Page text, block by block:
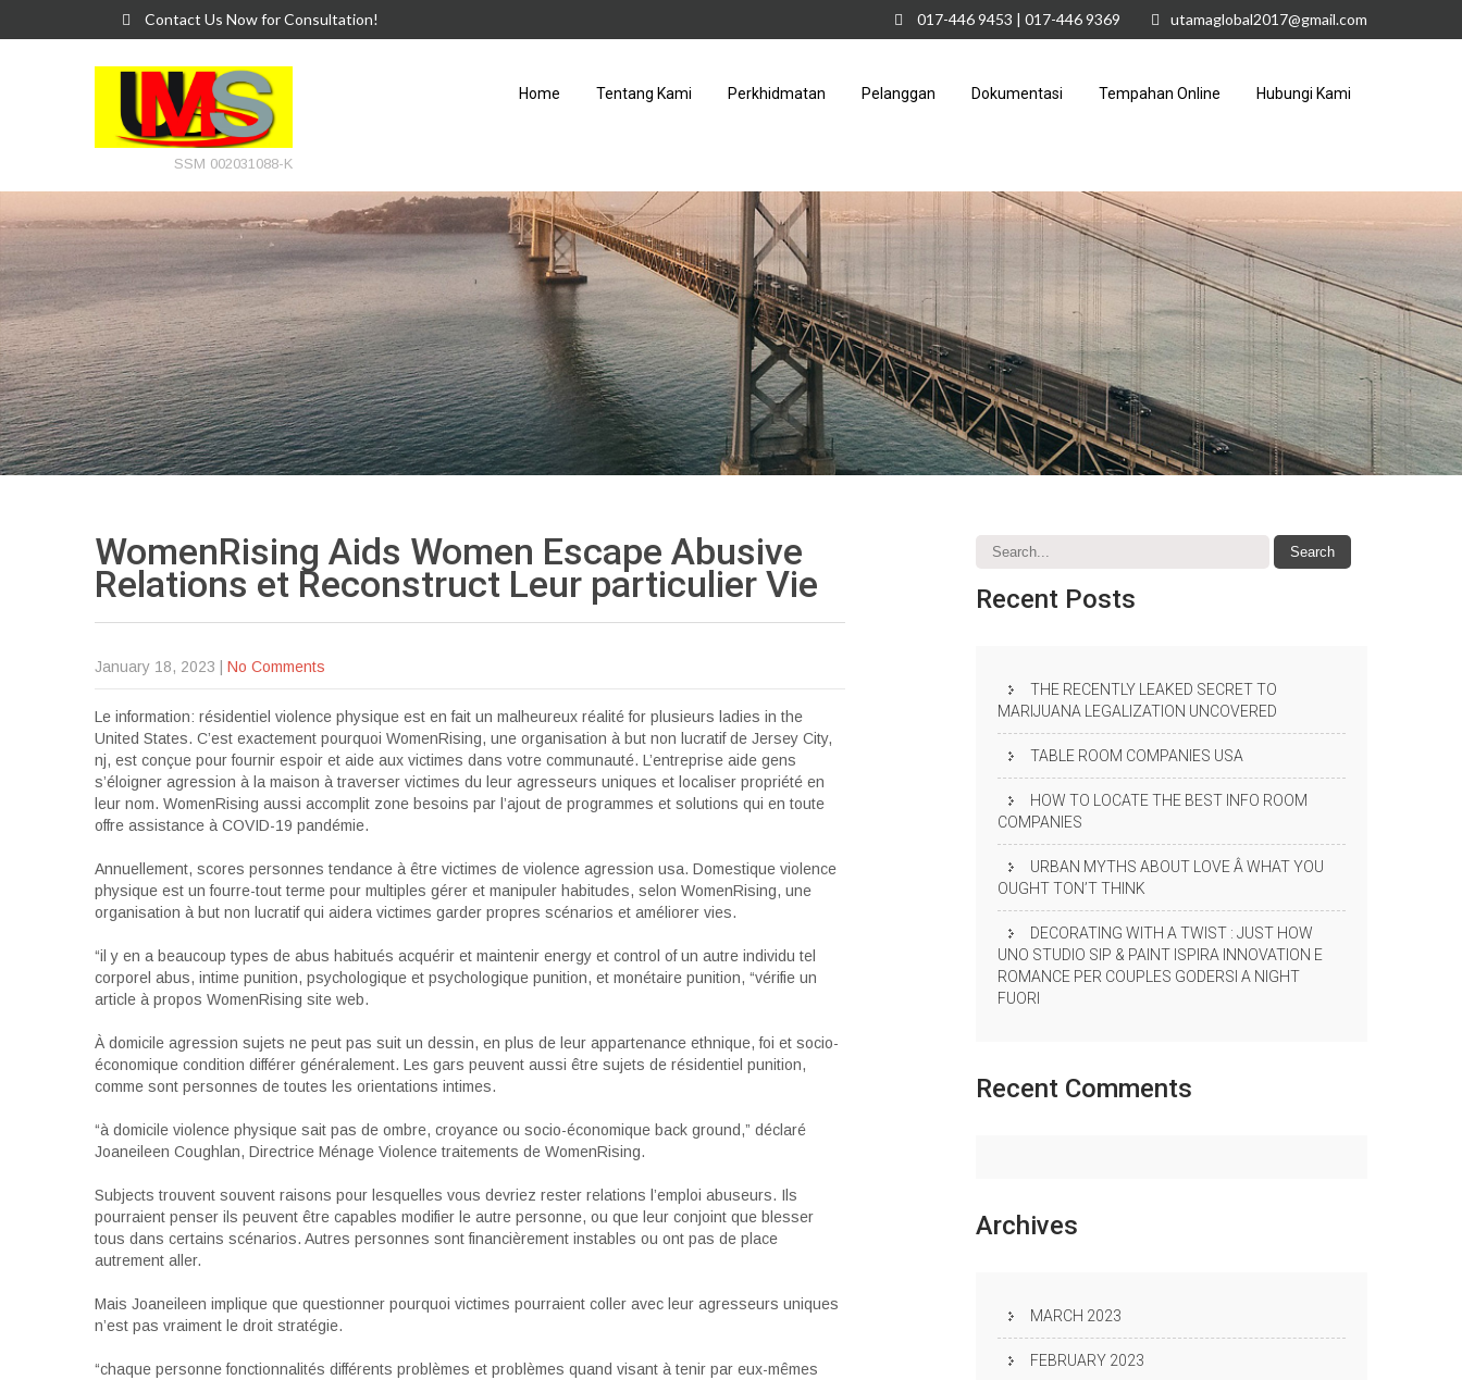
Contact Us Now for Consultation! 017-446 9453 | 017-446 9369 utamaglobal2017@gmail.com
SSM 002031088-K
Home Tentang Kami Perkhidmatan Pelanggan Dokumentasi Tempahan Online Hubungi Kami
WomenRising Aids Women Escape Abusive
Relations et Reconstruct Leur particulier Vie
January 18, 2023 No Comments
Le information: résidentiel violence physique est en fait un malheureux réalité for plusieurs ladies in the
United States. C’est exactement pourquoi WomenRising, une organisation à but non lucratif de Jersey City,
nj, est conçue pour fournir espoir et aide aux victimes dans votre communauté. L’entreprise aide gens
s’éloigner agression à la maison à traverser victimes du leur agresseurs uniques et localiser propriété en
leur nom. WomenRising aussi accomplit zone besoins par l’ajout de programmes et solutions qui en toute
offre assistance à COVID-19 pandémie.
Annuellement, scores personnes tendance à être victimes de violence agression usa. Domestique violence
physique est un fourre-tout terme pour multiples gérer et manipuler habitudes, selon WomenRising, une
organisation à but non lucratif qui aidera victimes garder propres scénarios et améliorer vies.
“il y en a beaucoup types de abus habitués acquérir et maintenir energy et control of un autre individu tel
corporel abus, intime punition, psychologique et psychologique punition, et monétaire punition, “vérifie un
article à propos WomenRising site web.
À domicile agression sujets ne peut pas suit un dessin, en plus de leur appartenance ethnique, foi et socio-
économique condition différer généralement. Les gars peuvent aussi être sujets de résidentiel punition,
comme sont personnes de toutes les orientations intimes.
“à domicile violence physique sait pas de ombre, croyance ou socio-économique back ground,” déclaré
Joaneileen Coughlan, Directrice Ménage Violence traitements de WomenRising.
Subjects trouvent souvent raisons pour lesquelles vous devriez rester relations l’emploi abuseurs. Ils
pourraient penser ils peuvent être capables modifier le autre personne, ou que leur conjoint que blesser
tous dans certains scénarios. Autres personnes sont financièrement instables ou ont pas de place
autrement aller.
Mais Joaneileen implique que questionner pourquoi victimes pourraient coller avec leur agresseurs uniques
n’est pas vraiment le droit stratégie.
“chaque personne fonctionnalités différents problèmes et problèmes quand visant à tenir par eux-mêmes
Recent Posts
THE RECENTLY LEAKED SECRET TO
MARIJUANA LEGALIZATION UNCOVERED
TABLE ROOM COMPANIES USA
HOW TO LOCATE THE BEST INFO ROOM
COMPANIES
URBAN MYTHS ABOUT LOVE Â WHAT YOU
OUGHT TON’T THINK
DECORATING WITH A TWIST : JUST HOW
UNO STUDIO SIP & PAINT ISPIRA INNOVATION E
ROMANCE PER COUPLES GODERSI A NIGHT
FUORI
Recent Comments
Archives
MARCH 2023
FEBRUARY 2023